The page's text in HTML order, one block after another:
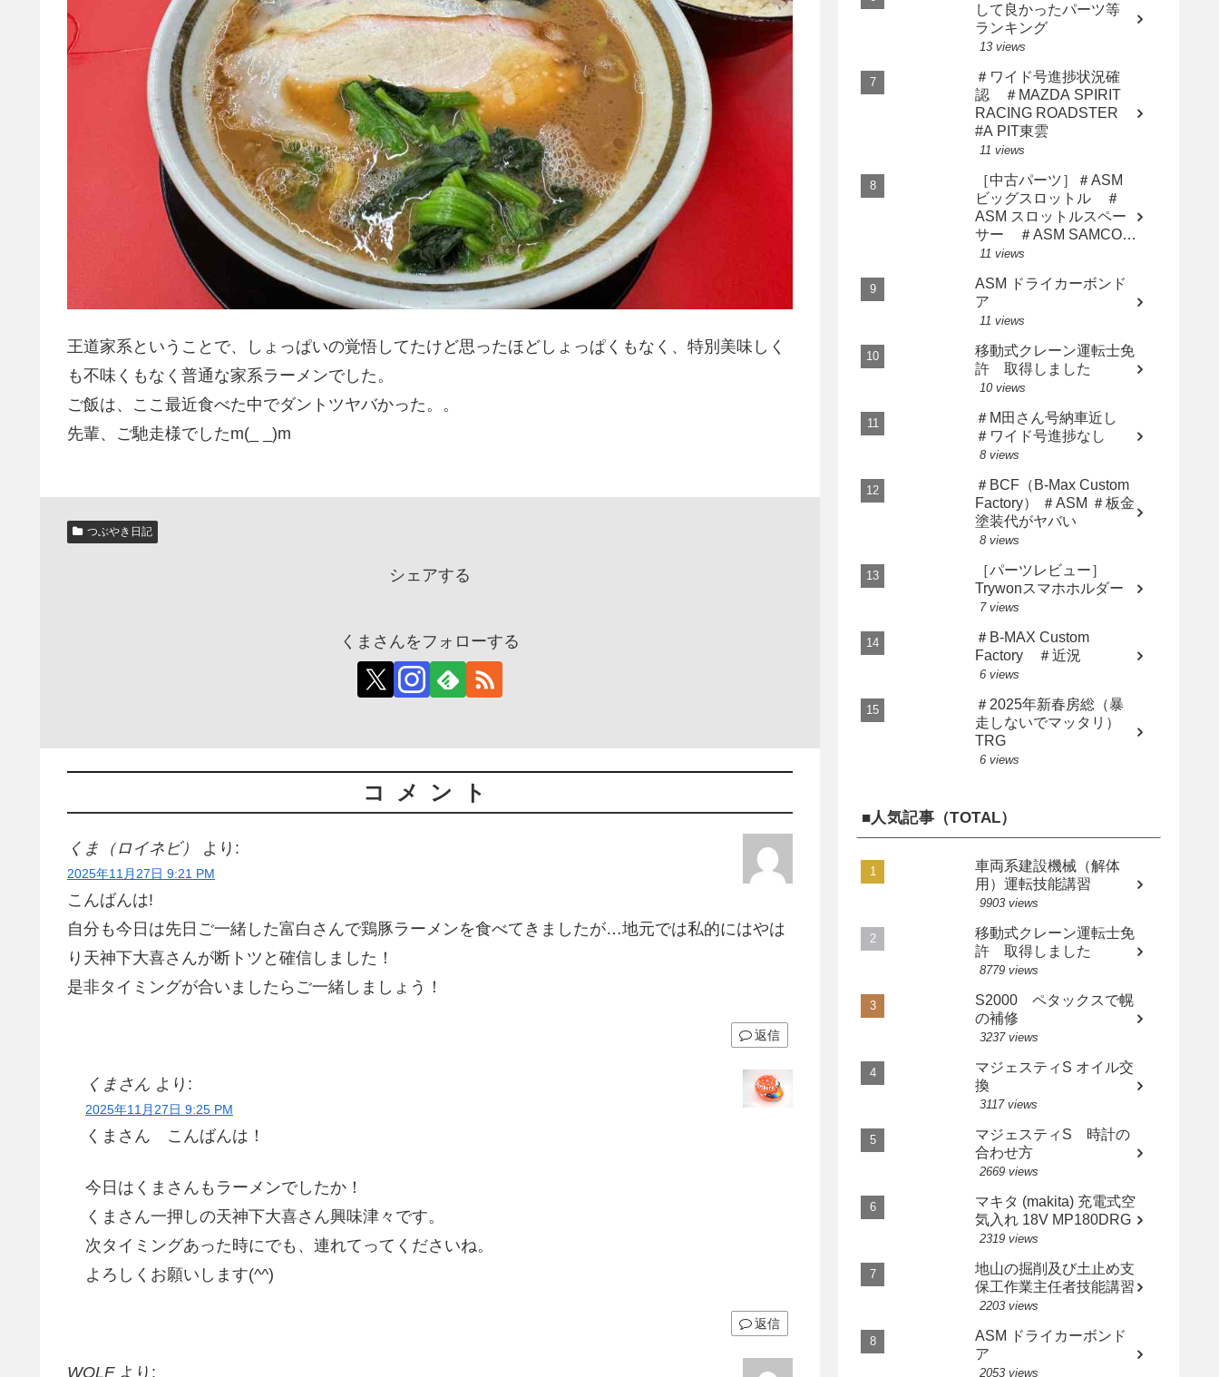
王道家系ということで、しょっぱいの覚悟してたけど思ったほどしょっぱくもなく、特別美味しく
も不味くもなく普通な家系ラーメンでした。
ご飯は、ここ最近食べた中でダントツヤバかった。。
先輩、ご馳走様でしたm(_ _)m
つぶやき日記
シェアする
くまさんをフォローする
コメント
くま（ロイネビ） より:
2025年11月27日 9:21 PM
こんばんは!
自分も今日は先日ご一緒した富白さんで鶏豚ラーメンを食べてきましたが…地元では私的にはやは
り天神下大喜さんが断トツと確信しました！
是非タイミングが合いましたらご一緒しましょう！
返信
くまさん より:
2025年11月27日 9:25 PM
くまさん こんばんは！
今日はくまさんもラーメンでしたか！
くまさん一押しの天神下大喜さん興味津々です。
次タイミングあった時にでも、連れてってくださいね。
よろしくお願いします(^^)
返信
WOLF より:
して良かったパーツ等
ランキング
13 views
＃ワイド号進捗状況確
認 ＃MAZDA SPIRIT
RACING ROADSTER
#A PIT東雲
11 views
［中古パーツ］＃ASM
ビッグスロットル ＃
ASM スロットルスペー
サー ＃ASM SAMCO
インテークホース AP2
11 views
ASM ドライカーボンド
ア
11 views
移動式クレーン運転士免
許 取得しました
10 views
＃M田さん号納車近し
＃ワイド号進捗なし
8 views
＃BCF（B-Max Custom
Factory） ＃ASM ＃板金
塗装代がヤバい
8 views
［パーツレビュー］
Trywonスマホホルダー
7 views
＃B-MAX Custom
Factory ＃近況
6 views
＃2025年新春房総（暴
走しないでマッタリ）
TRG
6 views
■人気記事（TOTAL）
車両系建設機械（解体
用）運転技能講習
9903 views
移動式クレーン運転士免
許 取得しました
8779 views
S2000 ペタックスで幌
の補修
3237 views
マジェスティS オイル交
換
3117 views
マジェスティS 時計の
合わせ方
2669 views
マキタ (makita) 充電式空
気入れ 18V MP180DRG
2319 views
地山の掘削及び土止め支
保工作業主任者技能講習
2203 views
ASM ドライカーボンド
ア
2053 views